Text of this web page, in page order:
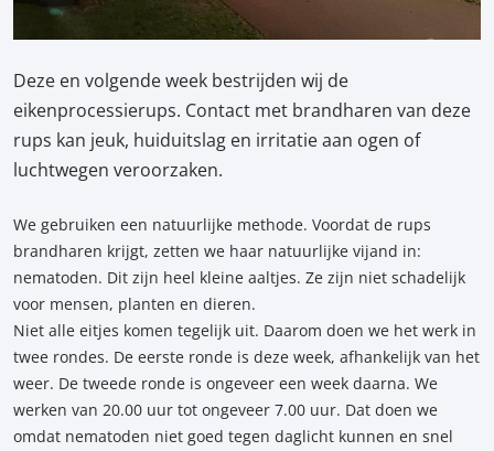
Deze en volgende week bestrijden wij de
eikenprocessierups. Contact met brandharen van deze
rups kan jeuk, huiduitslag en irritatie aan ogen of
luchtwegen veroorzaken.
We gebruiken een natuurlijke methode. Voordat de rups
brandharen krijgt, zetten we haar natuurlijke vijand in:
nematoden. Dit zijn heel kleine aaltjes. Ze zijn niet schadelijk
voor mensen, planten en dieren.
Niet alle eitjes komen tegelijk uit. Daarom doen we het werk in
twee rondes. De eerste ronde is deze week, afhankelijk van het
weer. De tweede ronde is ongeveer een week daarna. We
werken van 20.00 uur tot ongeveer 7.00 uur. Dat doen we
omdat nematoden niet goed tegen daglicht kunnen en snel